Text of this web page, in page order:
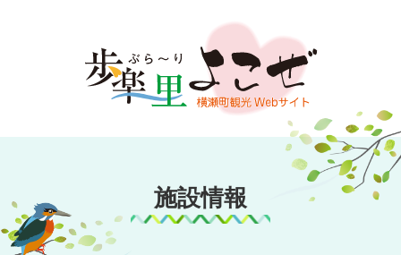
文
キ
プ
歩楽～里（ぶら～
り）よこぜ
施設情報